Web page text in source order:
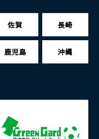
佐賀 長崎
鹿児島 沖縄